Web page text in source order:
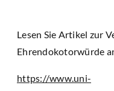
Lesen Sie Artikel zur
Ehrendokotorwürde
https://www.uni-